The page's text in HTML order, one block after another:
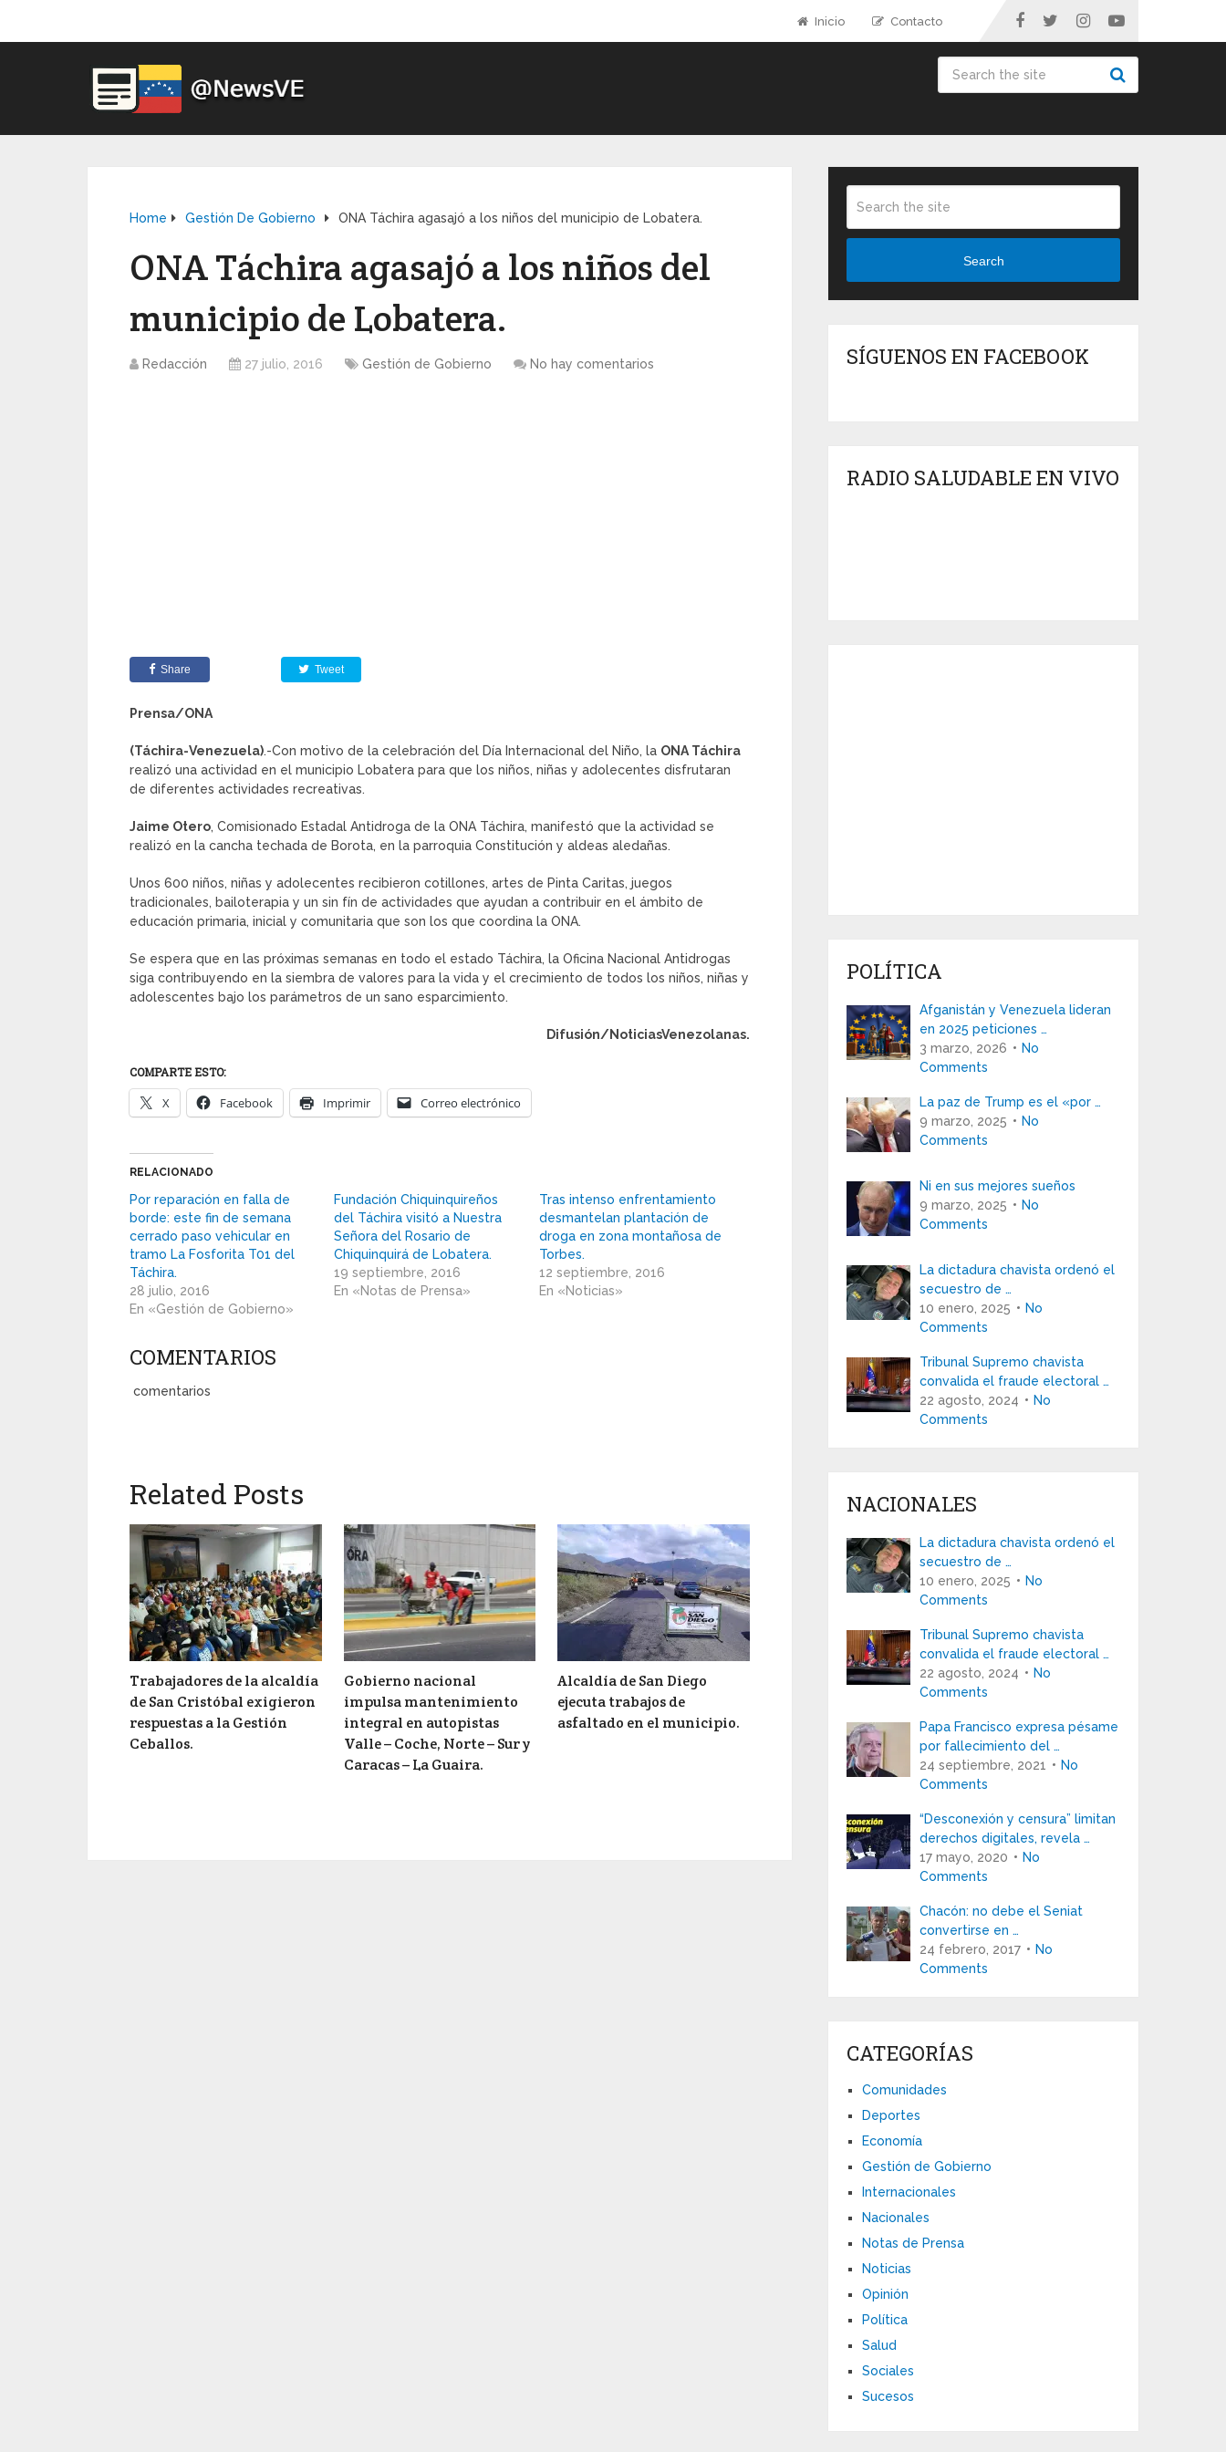
Inicio Contacto
Home Gestión De Gobierno ONA Táchira agasajó a los niños del municipio de Lobatera.
ONA Táchira agasajó a los niños del
municipio de Lobatera.
Redacción 27 julio, 2016 Gestión de Gobierno No hay comentarios
Share Tweet
Prensa/ONA
(Táchira-Venezuela).-Con motivo de la celebración del Día Internacional del Niño, la ONA Táchira
realizó una actividad en el municipio Lobatera para que los niños, niñas y adolecentes disfrutaran
de diferentes actividades recreativas.
Jaime Otero, Comisionado Estadal Antidroga de la ONA Táchira, manifestó que la actividad se
realizó en la cancha techada de Borota, en la parroquia Constitución y aldeas aledañas.
Unos 600 niños, niñas y adolecentes recibieron cotillones, artes de Pinta Caritas, juegos
tradicionales, bailoterapia y un sin fín de actividades que ayudan a contribuir en el ámbito de
educación primaria, inicial y comunitaria que son los que coordina la ONA.
Se espera que en las próximas semanas en todo el estado Táchira, la Oficina Nacional Antidrogas
siga contribuyendo en la siembra de valores para la vida y el crecimiento de todos los niños, niñas y
adolescentes bajo los parámetros de un sano esparcimiento.
Difusión/NoticiasVenezolanas.
COMPARTE ESTO:
X Facebook Imprimir Correo electrónico
RELACIONADO
Por reparación en falla de
borde: este fin de semana
cerrado paso vehicular en
tramo La Fosforita T01 del
Táchira.
28 julio, 2016
En «Gestión de Gobierno»
Fundación Chiquinquireños
del Táchira visitó a Nuestra
Señora del Rosario de
Chiquinquirá de Lobatera.
19 septiembre, 2016
En «Notas de Prensa»
Tras intenso enfrentamiento
desmantelan plantación de
droga en zona montañosa de
Torbes.
12 septiembre, 2016
En «Noticias»
COMENTARIOS
comentarios
Related Posts
Trabajadores de la alcaldía
de San Cristóbal exigieron
respuestas a la Gestión
Ceballos.
Gobierno nacional
impulsa mantenimiento
integral en autopistas
Valle – Coche, Norte – Sur y
Caracas – La Guaira.
Alcaldía de San Diego
ejecuta trabajos de
asfaltado en el municipio.
Search
SÍGUENOS EN FACEBOOK
RADIO SALUDABLE EN VIVO
POLÍTICA
Afganistán y Venezuela lideran
en 2025 peticiones …
3 marzo, 2026
No
Comments
La paz de Trump es el «por …
9 marzo, 2025
No
Comments
Ni en sus mejores sueños
9 marzo, 2025
No
Comments
La dictadura chavista ordenó el
secuestro de …
10 enero, 2025
No
Comments
Tribunal Supremo chavista
convalida el fraude electoral …
22 agosto, 2024
No
Comments
NACIONALES
La dictadura chavista ordenó el
secuestro de …
10 enero, 2025
No
Comments
Tribunal Supremo chavista
convalida el fraude electoral …
22 agosto, 2024
No
Comments
Papa Francisco expresa pésame
por fallecimiento del …
24 septiembre, 2021
No
Comments
“Desconexión y censura” limitan
derechos digitales, revela …
17 mayo, 2020
No
Comments
Chacón: no debe el Seniat
convertirse en …
24 febrero, 2017
No
Comments
CATEGORÍAS
Comunidades
Deportes
Economía
Gestión de Gobierno
Internacionales
Nacionales
Notas de Prensa
Noticias
Opinión
Política
Salud
Sociales
Sucesos